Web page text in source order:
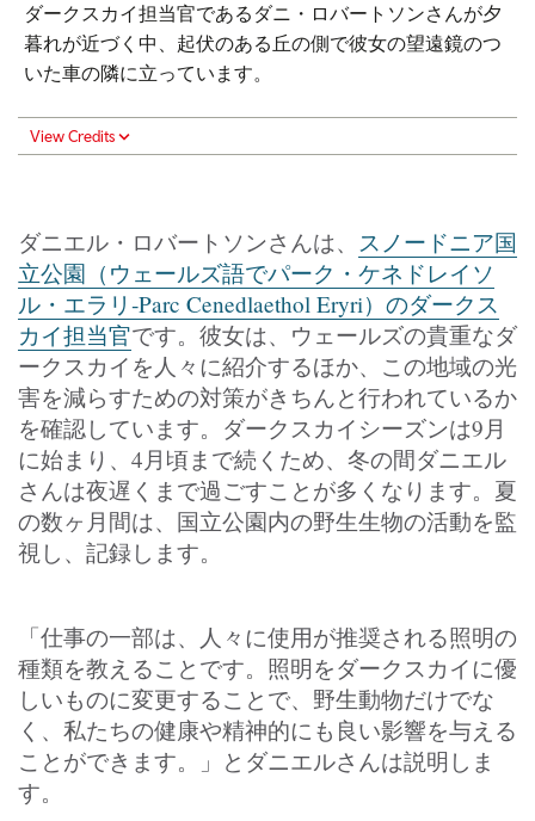
ダークスカイ担当官であるダニ・ロバートソンさんが夕
暮れが近づく中、起伏のある丘の側で彼女の望遠鏡のつ
いた車の隣に立っています。
View Credits
ダニエル・ロバートソンさんは、
スノードニア国
立公園（ウェールズ語でパーク・ケネドレイソ
ル・エラリ‐Parc Cenedlaethol Eryri）のダークス
カイ担当官です。彼女は、ウェールズの貴重なダ
ークスカイを人々に紹介するほか、この地域の光
害を減らすための対策がきちんと行われているか
を確認しています。ダークスカイシーズンは9月
に始まり、4月頃まで続くため、冬の間ダニエル
さんは夜遅くまで過ごすことが多くなります。夏
の数ヶ月間は、国立公園内の野生生物の活動を監
視し、記録します。
「仕事の一部は、人々に使用が推奨される照明の
種類を教えることです。照明をダークスカイに優
しいものに変更することで、野生動物だけでな
く、私たちの健康や精神的にも良い影響を与える
ことができます。」とダニエルさんは説明しま
す。